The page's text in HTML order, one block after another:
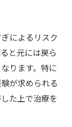
によるリスク
と元には戻ら
ります。特に
が求められる
た上で治療を